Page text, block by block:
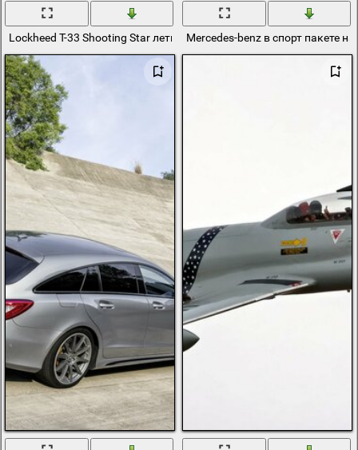
Lockheed T-33 Shooting Star летит низко над поверхностью
Mercedes-benz в спорт пакете на